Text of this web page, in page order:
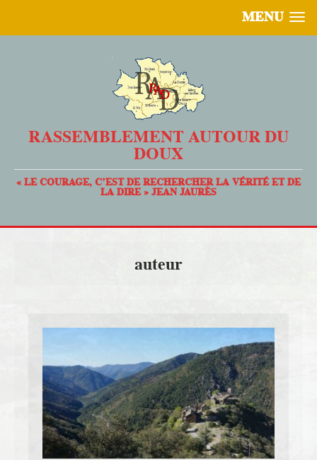
MENU
RASSEMBLEMENT AUTOUR DU
DOUX
« LE COURAGE, C’EST DE RECHERCHER LA VÉRITÉ ET DE
LA DIRE » JEAN JAURÈS
auteur